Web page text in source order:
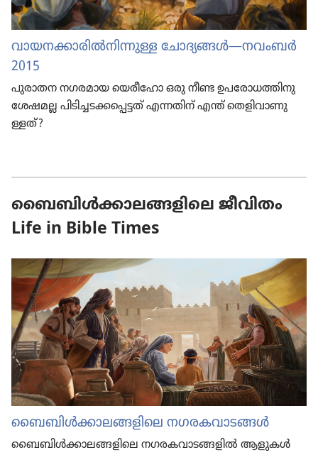
വായനക്കാരിൽനിന്നുള്ള ചോദ്യങ്ങൾ—നവംബർ
2015
പുരാതന നഗരമായ യെരീഹോ ഒരു നീണ്ട ഉപരോധത്തിനു
ശേഷമല്ല പിടിച്ചടക്കപ്പെട്ടത്‌ എന്നതിന്‌ എന്ത് തെളിവാണു
ള്ളത്‌?
ബൈബിൾക്കാലങ്ങളിലെ ജീവിതം
Life in Bible Times
ബൈബിൾക്കാ​ല​ങ്ങ​ളി​ലെ നഗരക​വാ​ടങ്ങൾ
ബൈബിൾക്കാ​ല​ങ്ങ​ളി​ലെ നഗരക​വാ​ട​ങ്ങ​ളിൽ ആളുകൾ